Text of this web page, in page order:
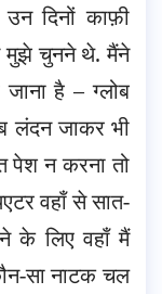
दिनों काफ़ी
मुझे चुनने थे. मैंने
है – ग्लोब
लंदन जाकर भी
पेश न करना तो
वहाँ से सात-
के लिए वहाँ मैं
सा नाटक चल